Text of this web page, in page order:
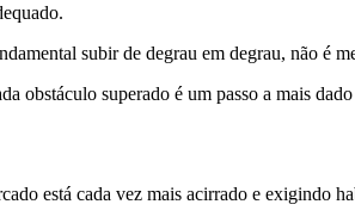
subir de degrau em degrau, não é
obstáculo superado é um passo a mais
está cada vez mais acirrado e exigindo